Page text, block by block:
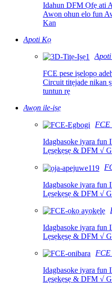
Idahun DFM Ọfẹ ati
Awọn ohun elo fun
Kan
Apoti Kọ
FCE pese iṣelọpọ
Circuit titẹjade nikan
tuntun rẹ
Awọn ile-iṣẹ
FCE
Idagbasoke iyara fun
Lẹsẹkẹsẹ & DFM √
Idagbasoke iyara fun
Lẹsẹkẹsẹ & DFM √
Idagbasoke iyara fun
Lẹsẹkẹsẹ & DFM √
Idagbasoke iyara fun
Lẹsẹkẹsẹ & DFM √